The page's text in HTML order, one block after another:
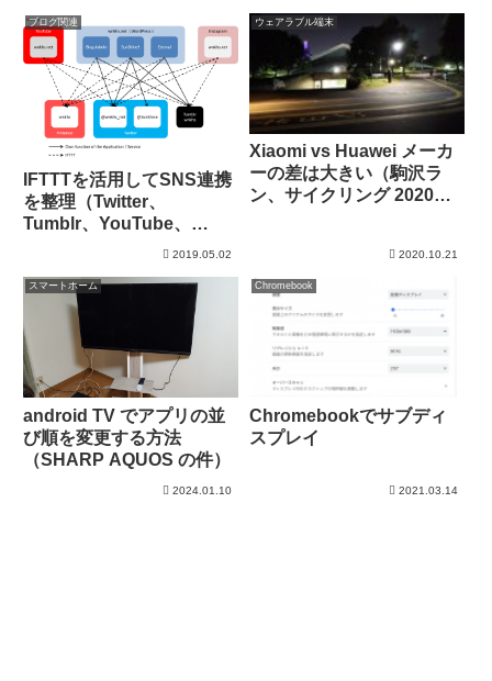
ブログ関連
IFTTTを活用してSNS連携
を整理（Twitter、
Tumblr、YouTube、
Pinterest、Instagram）
2019.05.02
ウェアラブル端末
Xiaomi vs Huawei メーカ
ーの差は大きい（駒沢ラ
ン、サイクリング 2020年
2020.10.21
スマートホーム
android TV でアプリの並
び順を変更する方法
（SHARP AQUOS の件）
2024.01.10
Chromebook
Chromebookでサブディ
スプレイ
2021.03.14